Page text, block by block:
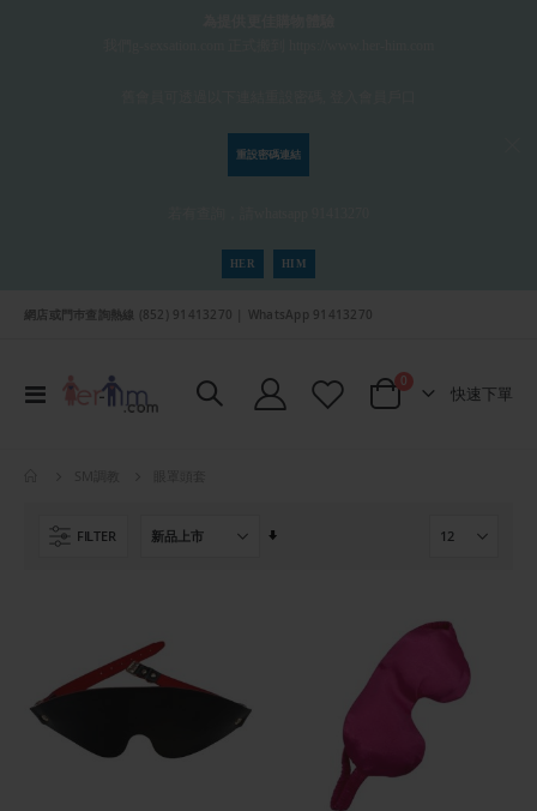
重設密碼連結
HER HIM
網店或門巿查詢熱線 (852) 91413270 | WhatsApp 91413270
切
Cart
0 項目
快速下單
FILTER
設